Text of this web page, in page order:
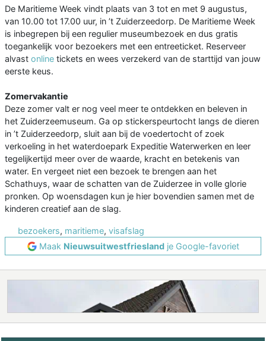
De Maritieme Week vindt plaats van 3 tot en met 9 augustus,
van 10.00 tot 17.00 uur, in ’t Zuiderzeedorp. De Maritieme Week
is inbegrepen bij een regulier museumbezoek en dus gratis
toegankelijk voor bezoekers met een entreeticket. Reserveer
alvast online tickets en wees verzekerd van de starttijd van jouw
eerste keus.
Zomervakantie
Deze zomer valt er nog veel meer te ontdekken en beleven in
het Zuiderzeemuseum. Ga op stickerspeurtocht langs de dieren
in ’t Zuiderzeedorp, sluit aan bij de voedertocht of zoek
verkoeling in het waterdoepark Expeditie Waterwerken en leer
tegelijkertijd meer over de waarde, kracht en betekenis van
water. En vergeet niet een bezoek te brengen aan het
Schathuys, waar de schatten van de Zuiderzee in volle glorie
pronken. Op woensdagen kun je hier bovendien samen met de
kinderen creatief aan de slag.
bezoekers, maritieme, visafslag
Maak Nieuwsuitwestfrieslandje Google-favoriet